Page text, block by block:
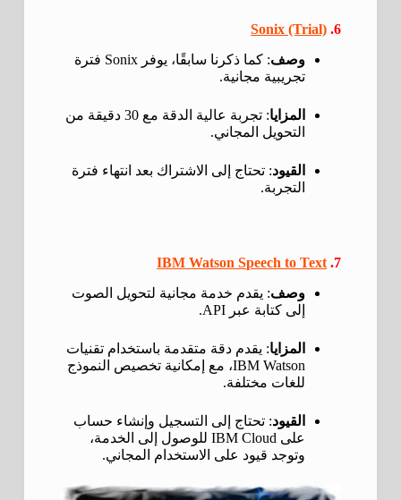
6.
Sonix (Trial)
وصف
: كما ذكرنا سابقًا، يوفر Sonix فترة
تجريبية مجانية.
المزايا
: تجربة عالية الدقة مع 30 دقيقة من
التحويل المجاني.
القيود: تحتاج إلى الاشتراك بعد انتهاء فترة
التجربة.
7.
IBM Watson Speech to Text
وصف: يقدم خدمة مجانية لتحويل الصوت
إلى كتابة عبر API.
المزايا: يقدم دقة متقدمة باستخدام تقنيات
IBM Watson، مع إمكانية تخصيص النموذج
للغات مختلفة.
القيود: تحتاج إلى التسجيل وإنشاء حساب
على IBM Cloud للوصول إلى الخدمة،
وتوجد قيود على الاستخدام المجاني.